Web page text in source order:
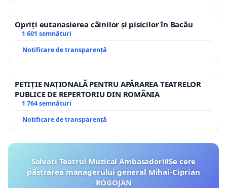
Opriți eutanasierea câinilor și pisicilor în Bacău
1 601 semnături
Notificare de transparență
PETIȚIE NAȚIONALĂ PENTRU APĂRAREA TEATRELOR
PUBLICE DE REPERTORIU DIN ROMÂNIA
1 764 semnături
Notificare de transparență
Salvați Teatrul Muzical Ambasadorii!Se cere
păstrarea managerului general Mihai-Ciprian
ROGOJAN